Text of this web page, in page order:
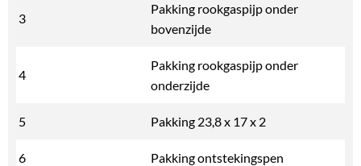
3
Pakking rookgaspijp onder
bovenzijde
4
Pakking rookgaspijp onder
onderzijde
5 Pakking 23,8 x 17 x 2
6 Pakking ontstekingspen